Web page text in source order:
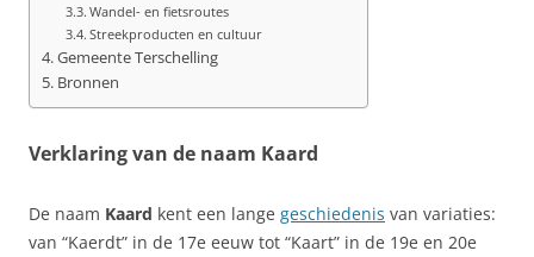
Wandel- en fietsroutes
Streekproducten en cultuur
Gemeente Terschelling
Bronnen
Verklaring van de naam Kaard
De naam Kaard kent een lange geschiedenis van variaties:
van “Kaerdt” in de 17e eeuw tot “Kaart” in de 19e en 20e